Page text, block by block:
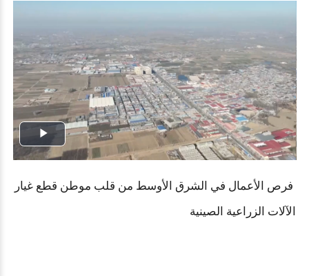
Play
فرص الأعمال في الشرق الأوسط من قلب موطن قطع غيار
الآلات الزراعية الصينية